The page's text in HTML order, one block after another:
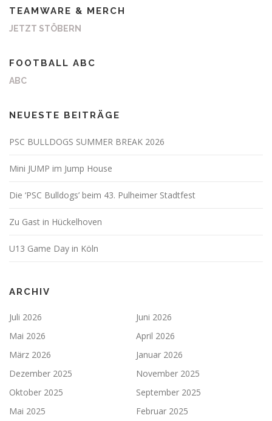
TEAMWARE & MERCH
JETZT STÖBERN
FOOTBALL ABC
ABC
NEUESTE BEITRÄGE
PSC BULLDOGS SUMMER BREAK 2026
Mini JUMP im Jump House
Die ‘PSC Bulldogs’ beim 43. Pulheimer Stadtfest
Zu Gast in Hückelhoven
U13 Game Day in Köln
ARCHIV
Juli 2026
Juni 2026
Mai 2026
April 2026
März 2026
Januar 2026
Dezember 2025
November 2025
Oktober 2025
September 2025
Mai 2025
Februar 2025